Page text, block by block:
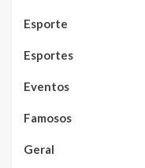
Esporte
Esportes
Eventos
Famosos
Geral